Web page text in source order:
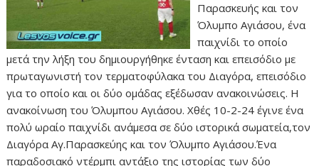
Παρασκευής και τον
Όλυμπο Αγιάσου, ένα
παιχνίδι το οποίο
μετά την λήξη του δημιουργήθηκε ένταση και επεισόδιο με
πρωταγωνιστή τον τερματοφύλακα του Διαγόρα, επεισόδιο
για το οποίο και οι δύο ομάδας εξέδωσαν ανακοινώσεις. Η
ανακοίνωση του Όλυμπου Αγιάσου. Χθές 10-2-24 έγινε ένα
πολύ ωραίο παιχνίδι ανάμεσα σε δύο ιστορικά σωματεία,τον
Διαγόρα Αγ.Παρασκεύης και τον Όλυμπο Αγιάσου.Ένα
παραδοσιακό ντέρμπι αντάξιο της ιστορίας των δύο